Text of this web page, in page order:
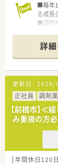
■毎年
る成長
■調剤
■研修
講可
■店舗
となる
を用意
■総合
の働き
■調剤
地内薬
ます
■在宅
50店
■「プ
法人部
詳
更新日： 2026/
正社員
調剤
【前橋市】≪
み重視の方
年間休日120